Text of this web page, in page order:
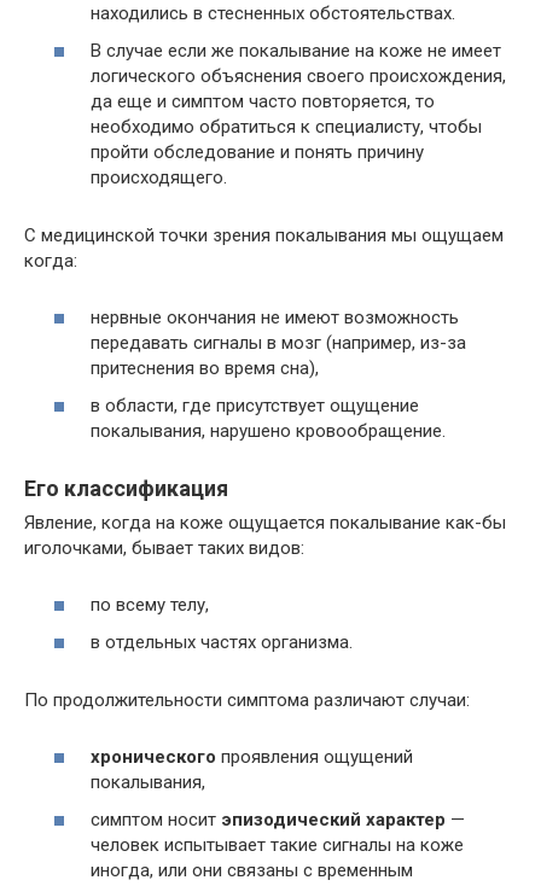
находились в стесненных обстоятельствах.
В случае если же покалывание на коже не имеет
логического объяснения своего происхождения,
да еще и симптом часто повторяется, то
необходимо обратиться к специалисту, чтобы
пройти обследование и понять причину
происходящего.
С медицинской точки зрения покалывания мы ощущаем
когда:
нервные окончания не имеют возможность
передавать сигналы в мозг (например, из-за
притеснения во время сна),
в области, где присутствует ощущение
покалывания, нарушено кровообращение.
Его классификация
Явление, когда на коже ощущается покалывание как-бы
иголочками, бывает таких видов:
по всему телу,
в отдельных частях организма.
По продолжительности симптома различают случаи:
хронического проявления ощущений
покалывания,
симптом носит эпизодический характер —
человек испытывает такие сигналы на коже
иногда, или они связаны с временным